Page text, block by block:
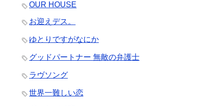
OUR HOUSE
お迎えデス。
ゆとりですがなにか
グッドパートナー 無敵の弁護士
ラヴソング
世界一難しい恋